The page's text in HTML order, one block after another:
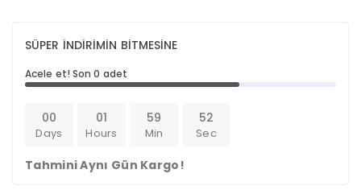
SÜPER İNDİRİMİN BİTMESİNE
Acele et! Son 0 adet
00
Days
01
Hours
59
Min
52
Sec
Tahmini Aynı Gün Kargo!